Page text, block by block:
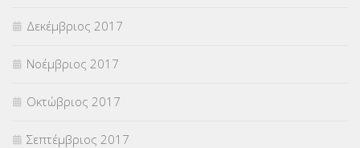
Δεκέμβριος 2017
Νοέμβριος 2017
Οκτώβριος 2017
Σεπτέμβριος 2017